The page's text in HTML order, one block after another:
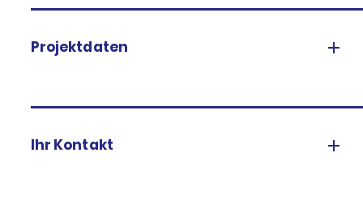
Projektdaten
Ihr Kontakt